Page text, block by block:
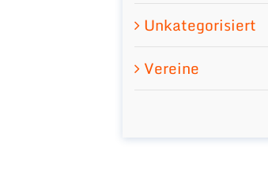
Unkategorisiert
Vereine